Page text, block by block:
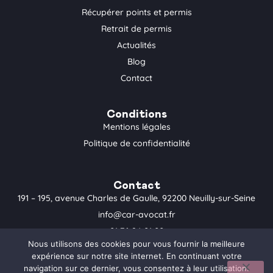
a
m
k
-
f
Récupérer points et permis
Retrait de permis
Actualités
Blog
Contact
Conditions
Mentions légales
Politique de confidentialité
Contact
191 – 195, avenue Charles de Gaulle, 92200 Neuilly-sur-Seine
info@car-avocat.fr
01 76 24 01 00
Nous utilisons des cookies pour vous fournir la meilleure
expérience sur notre site internet. En continuant votre
navigation sur ce dernier, vous consentez à leur utilisation.